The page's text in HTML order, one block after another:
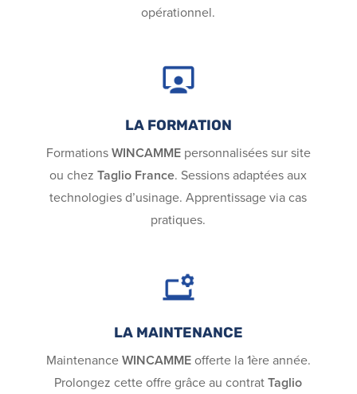
opérationnel.
LA FORMATION
FormationsWINCAMMEpersonnalisées sur site
ou chezTaglio France. Sessions adaptées aux
technologies d’usinage. Apprentissage via cas
pratiques.
LA MAINTENANCE
MaintenanceWINCAMMEofferte la 1ère année.
Prolongez cette offre grâce au contratTaglio